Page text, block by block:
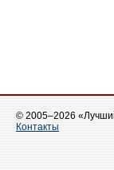
© 2005–2026
Контакты